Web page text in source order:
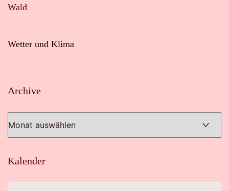
Wald
Wetter und Klima
Archive
Kalender